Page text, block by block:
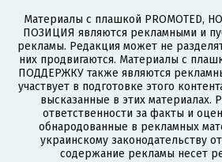
Материалы с плашкой PROMOTED,
ПОЗИЦИЯ являются рекламными и
рекламы. Редакция может не
них продвигаются. Материалы с
ПОДДЕРЖКУ также являются
участвует в подготовке этого
высказанные в этих материалах.
ответственности за факты и
обнародованные в рекламных
украинскому законодательству
содержание рекламы несет